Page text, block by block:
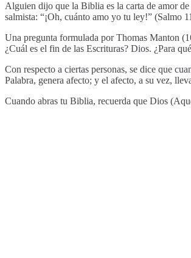
Alguien dijo que la Biblia es la carta de amor
salmista: “¡Oh, cuánto amo yo tu ley!” (Salmo
Una pregunta formulada por Thomas Manton
¿Cuál es el fin de las Escrituras? Dios. ¿Para
Con respecto a ciertas personas, se dice que
Palabra, genera afecto; y el afecto, a su vez,
Cuando abras tu Biblia, recuerda que Dios